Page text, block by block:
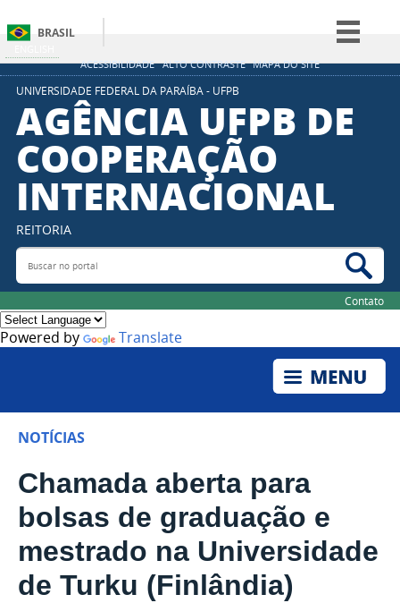
ACESSIBILIDADE ALTO CONTRASTE MAPA DO SITE
BRASIL
Simplifique!
Participe
Acesso à informação
Legislação
Canais
UNIVERSIDADE FEDERAL DA PARAÍBA - UFPB
AGÊNCIA UFPB DE
COOPERAÇÃO
INTERNACIONAL
REITORIA
Buscar no portal
Contato
Powered by Translate
NOTÍCIAS
Chamada aberta para
bolsas de graduação e
mestrado na Universidade
de Turku (Finlândia)